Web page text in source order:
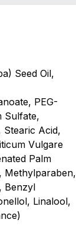
Seed Oil,
PEG-
Sulfate,
Stearic Acid,
Vulgare
Palm
Methylparaben,
Benzyl
Linalool,